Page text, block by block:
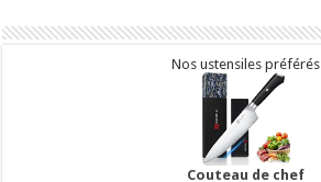
Nos ustensiles préférés
Couteau de chef